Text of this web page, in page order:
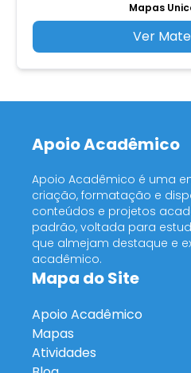
Mapas
Ver
Apoio Acadêmico
Apoio Acadêmico é uma
criação, formatação e
conteúdos e projetos
padrão, voltada para
que almejam destaque e
acadêmico.
Mapa do Site
Apoio Acadêmico
Mapas
Atividades